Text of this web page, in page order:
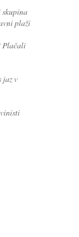
plaži
Plačali
jaz v